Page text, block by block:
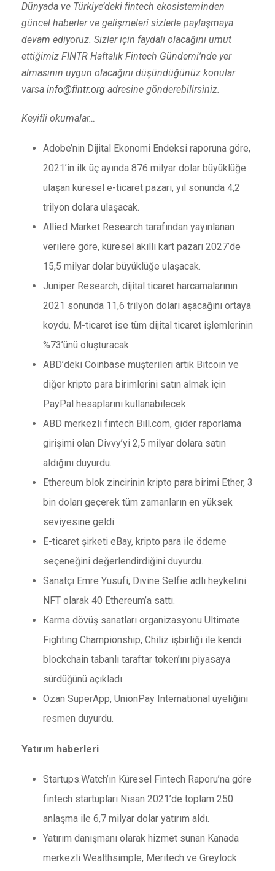
Dünyada ve Türkiye’deki fintech ekosisteminden
güncel haberler ve gelişmeleri sizlerle paylaşmaya
devam ediyoruz. Sizler için faydalı olacağını umut
ettiğimiz FINTR Haftalık Fintech Gündemi’nde yer
almasının uygun olacağını düşündüğünüz konular
varsa info@fintr.org adresine gönderebilirsiniz.
Keyifli okumalar…
Adobe’nin Dijital Ekonomi Endeksi raporuna göre,
2021’in ilk üç ayında 876 milyar dolar büyüklüğe
ulaşan küresel e-ticaret pazarı, yıl sonunda 4,2
trilyon dolara ulaşacak.
Allied Market Research tarafından yayınlanan
verilere göre, küresel akıllı kart pazarı 2027’de
15,5 milyar dolar büyüklüğe ulaşacak.
Juniper Research, dijital ticaret harcamalarının
2021 sonunda 11,6 trilyon doları aşacağını ortaya
koydu. M-ticaret ise tüm dijital ticaret işlemlerinin
%73’ünü oluşturacak.
ABD’deki Coinbase müşterileri artık Bitcoin ve
diğer kripto para birimlerini satın almak için
PayPal hesaplarını kullanabilecek.
ABD merkezli fintech Bill.com, gider raporlama
girişimi olan Divvy’yi 2,5 milyar dolara satın
aldığını duyurdu.
Ethereum blok zincirinin kripto para birimi Ether, 3
bin doları geçerek tüm zamanların en yüksek
seviyesine geldi.
E-ticaret şirketi eBay, kripto para ile ödeme
seçeneğini değerlendirdiğini duyurdu.
Sanatçı Emre Yusufi, Divine Selfie adlı heykelini
NFT olarak 40 Ethereum’a sattı.
Karma dövüş sanatları organizasyonu Ultimate
Fighting Championship, Chiliz işbirliği ile kendi
blockchain tabanlı taraftar token’ını piyasaya
sürdüğünü açıkladı.
Ozan SuperApp, UnionPay International üyeliğini
resmen duyurdu.
Yatırım haberleri
Startups.Watch’ın Küresel Fintech Raporu’na göre
fintech startupları Nisan 2021’de toplam 250
anlaşma ile 6,7 milyar dolar yatırım aldı.
Yatırım danışmanı olarak hizmet sunan Kanada
merkezli Wealthsimple, Meritech ve Greylock